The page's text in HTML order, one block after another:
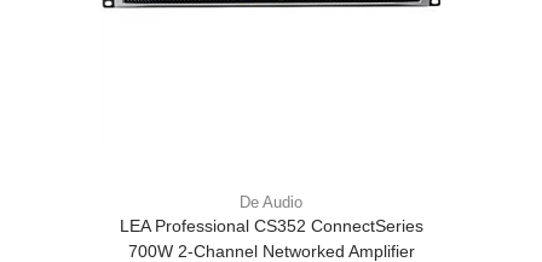
De Audio
LEA Professional CS352 ConnectSeries
700W 2-Channel Networked Amplifier